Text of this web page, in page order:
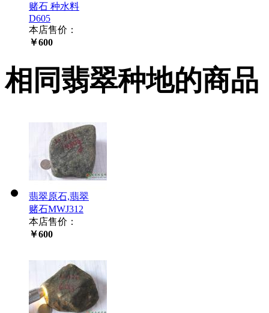
赌石 种水料
D605
本店售价：
￥600
相同翡翠种地的商品
翡翠原石,翡翠
赌石MWJ312
本店售价：
￥600